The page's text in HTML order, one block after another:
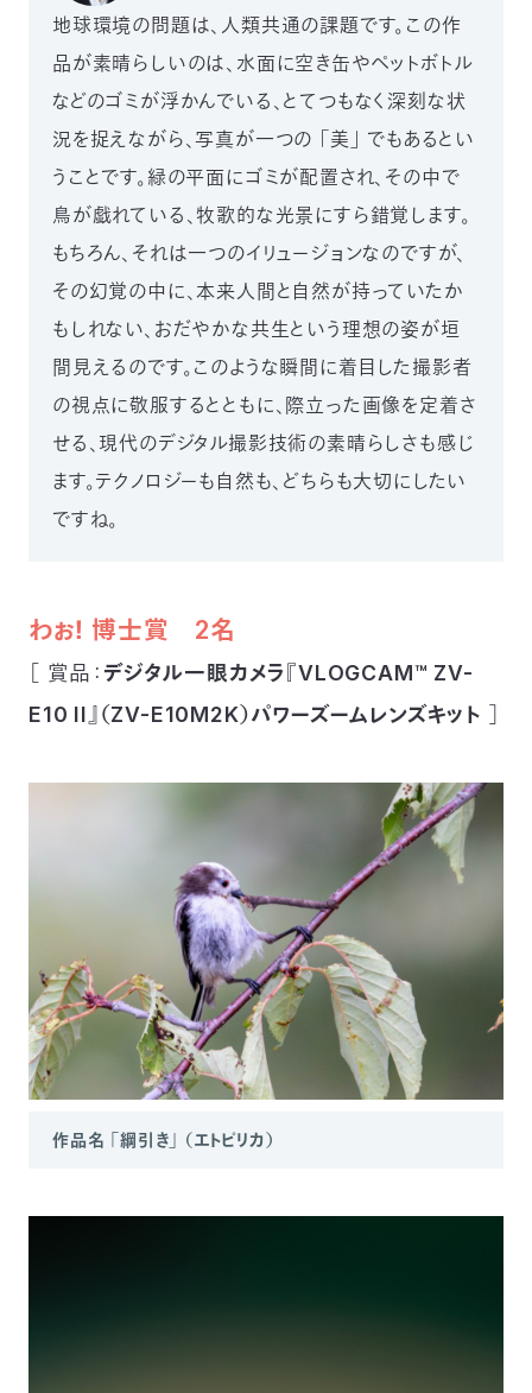
地球環境の問題は、人類共通の課題です。この作
品が素晴らしいのは、水面に空き缶やペットボトル
などのゴミが浮かんでいる、とてつもなく深刻な状
況を捉えながら、写真が一つの 「美」 でもあるとい
うことです。緑の平面にゴミが配置され、その中で
鳥が戯れている、牧歌的な光景にすら錯覚します。
もちろん、それは一つのイリュージョンなのですが、
その幻覚の中に、本来人間と自然が持っていたか
もしれない、おだやかな共生という理想の姿が垣
間見えるのです。このような瞬間に着目した撮影者
の視点に敬服するとともに、際立った画像を定着さ
せる、現代のデジタル撮影技術の素晴らしさも感じ
ます。テクノロジーも自然も、どちらも大切にしたい
ですね。
わぉ！ 博士賞 2名
［ 賞品： デジタル一眼カメラ『VLOGCAM™ ZV-
E10 II』（ZV-E10M2K）パワーズームレンズキット ］
作品名 「綱引き」 （エトピリカ）